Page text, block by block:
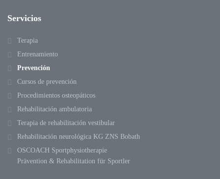
Servicios
Terapia
Entrenamiento
Prevención
Cursos de prevención
Procedimientos osteopáticos
Rehabilitación ambulatoria
Terapia de rehabilitación vestibular
Rehabilitación neurológica KG ZNS Bobath
OSCOACH Sportphysiotherapie
Prävention & Rehabilitation für Sportler